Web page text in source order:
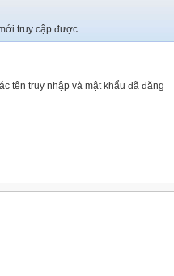
truy cập được.
tên truy nhập và mật khẩu đã đăng